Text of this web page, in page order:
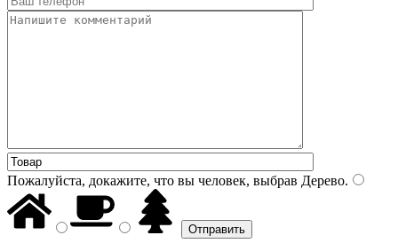
Пожалуйста, докажите, что вы человек, выбрав Дерево.